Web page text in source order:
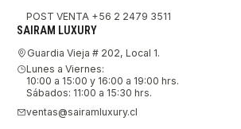
POST VENTA +56 2 2479 3511
SAIRAM LUXURY
Guardia Vieja # 202, Local 1.
Lunes a Viernes:
10:00 a 15:00 y 16:00 a 19:00 hrs.
Sábados: 11:00 a 15:30 hrs.
ventas@sairamluxury.cl